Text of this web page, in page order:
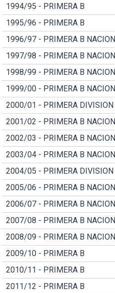
1994/95 - PRIMERA B
1995/96 - PRIMERA B
1996/97 - PRIMERA B
1997/98 - PRIMERA B
1998/99 - PRIMERA B
1999/00 - PRIMERA B
2000/01 - PRIMERA DIVISION
2001/02 - PRIMERA B
2002/03 - PRIMERA B
2003/04 - PRIMERA B
2004/05 - PRIMERA DIVISION
2005/06 - PRIMERA B
2006/07 - PRIMERA B
2007/08 - PRIMERA B
2008/09 - PRIMERA B
2009/10 - PRIMERA B
2010/11 - PRIMERA B
2011/12 - PRIMERA B